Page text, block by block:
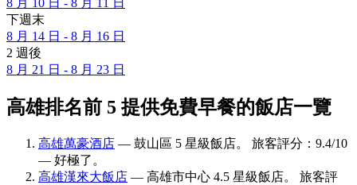
8 月 10 日 - 8 月 11 日
下週末
8 月 14 日 - 8 月 16 日
2 週後
8 月 21 日 - 8 月 23 日
高雄排名前 5 提供免費早餐的飯店一覽
高雄萬豪酒店 — 鼓山區 5 星級飯店。 旅客評分：9.4/10
— 好極了。
高雄漢來大飯店 — 高雄市中心 4.5 星級飯店。 旅客評